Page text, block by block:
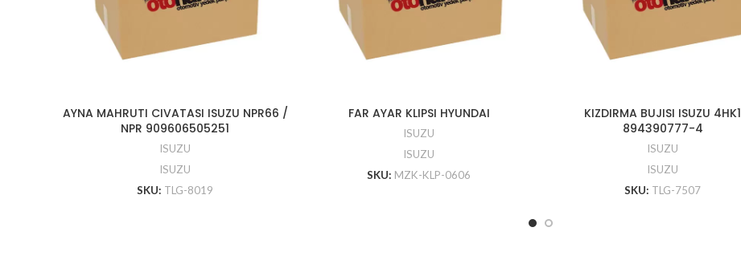
AYNA MAHRUTI CIVATASI ISUZU NPR66 /
NPR 909606505251
ISUZU
ISUZU
SKU: TLG-8019
FAR AYAR KLIPSI HYUNDAI
ISUZU
ISUZU
SKU: MZK-KLP-0606
KIZDIRMA BUJISI ISUZU 4HK1
894390777-4
ISUZU
ISUZU
SKU: TLG-7507